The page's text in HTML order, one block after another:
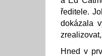
ředitele.
dokázala
Hned v